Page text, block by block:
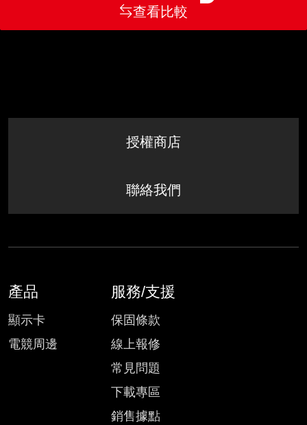
查看比較
授權商店
聯絡我們
產品
顯示卡
電競周邊
服務/支援
保固條款
線上報修
常見問題
下載專區
銷售據點